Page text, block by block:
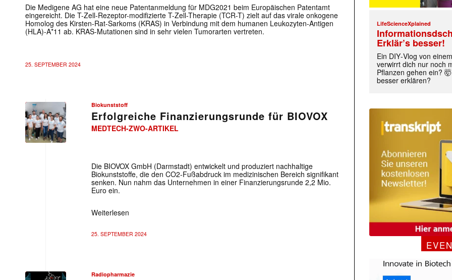
Die Medigene AG hat eine neue Patentanmeldung für MDG2021 beim Europäischen Patentamt
eingereicht. Die T-Zell-Rezeptor-modifizierte T-Zell-Therapie (TCR-T) zielt auf das virale onkogene
Homolog des Kirsten-Rat-Sarkoms (KRAS) in Verbindung mit dem humanen Leukozyten-Antigen
(HLA)-A*11 ab. KRAS-Mutationen sind in sehr vielen Tumorarten vertreten.
25. SEPTEMBER 2024
Biokunststoff
Erfolgreiche Finanzierungsrunde für BIOVOX
MEDTECH-ZWO-ARTIKEL
Die BIOVOX GmbH (Darmstadt) entwickelt und produziert nachhaltige
Biokunststoffe, die den CO2-Fußabdruck im medizinischen Bereich signifikant
senken. Nun nahm das Unternehmen in einer Finanzierungsrunde 2,2 Mio.
Euro ein.
Weiterlesen
25. SEPTEMBER 2024
Radiopharmazie
LifeScienceXplained
Erklär’s besser!
Ein DIY‑Vlog von
verwirrt dich nur noch
Pflanzen gehen ein?
besser erklären?